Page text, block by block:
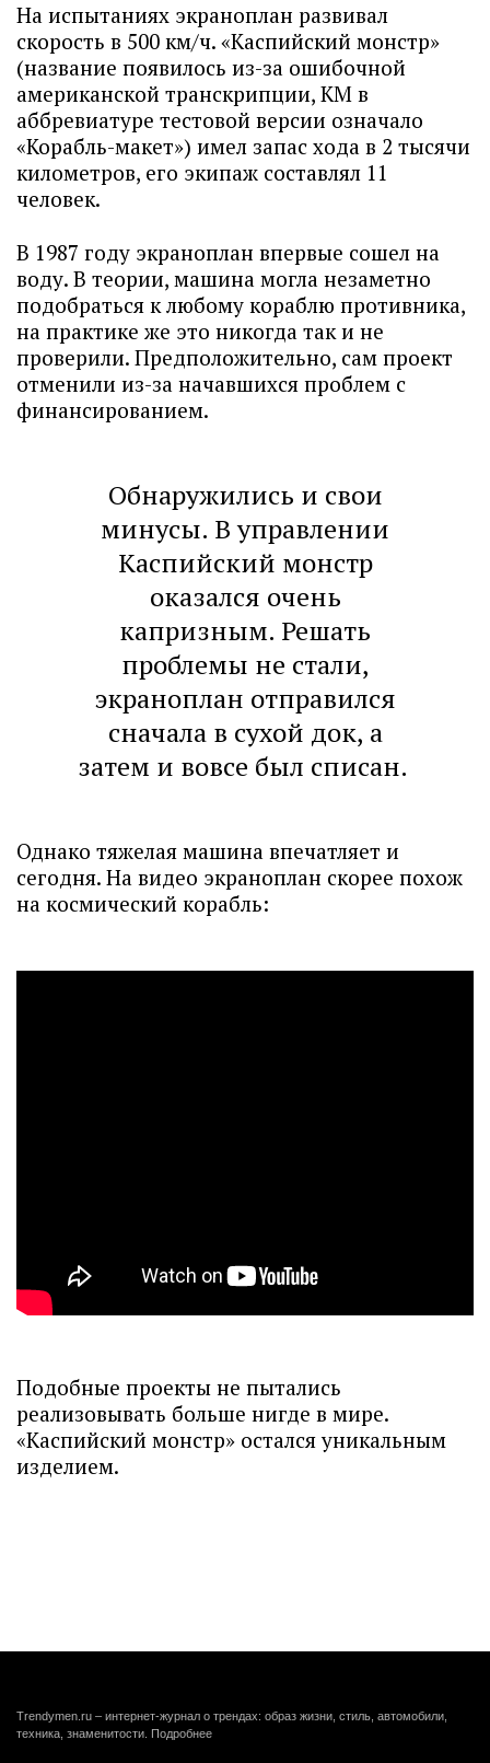
На испытаниях экраноплан развивал
скорость в 500 км/ч. «Каспийский монстр»
(название появилось из-за ошибочной
американской транскрипции, КМ в
аббревиатуре тестовой версии означало
«Корабль-макет») имел запас хода в 2 тысячи
километров, его экипаж составлял 11
человек.
В 1987 году экраноплан впервые сошел на
воду. В теории, машина могла незаметно
подобраться к любому кораблю противника,
на практике же это никогда так и не
проверили. Предположительно, сам проект
отменили из-за начавшихся проблем с
финансированием.
Обнаружились и свои
минусы. В управлении
Каспийский монстр
оказался очень
капризным. Решать
проблемы не стали,
экраноплан отправился
сначала в сухой док, а
затем и вовсе был списан.
Однако тяжелая машина впечатляет и
сегодня. На видео экраноплан скорее похож
на космический корабль:
Подобные проекты не пытались
реализовывать больше нигде в мире.
«Каспийский монстр» остался уникальным
изделием.
Trendymen.ru – интернет-журнал о трендах: образ жизни, стиль, автомобили,
техника, знаменитости. Подробнее